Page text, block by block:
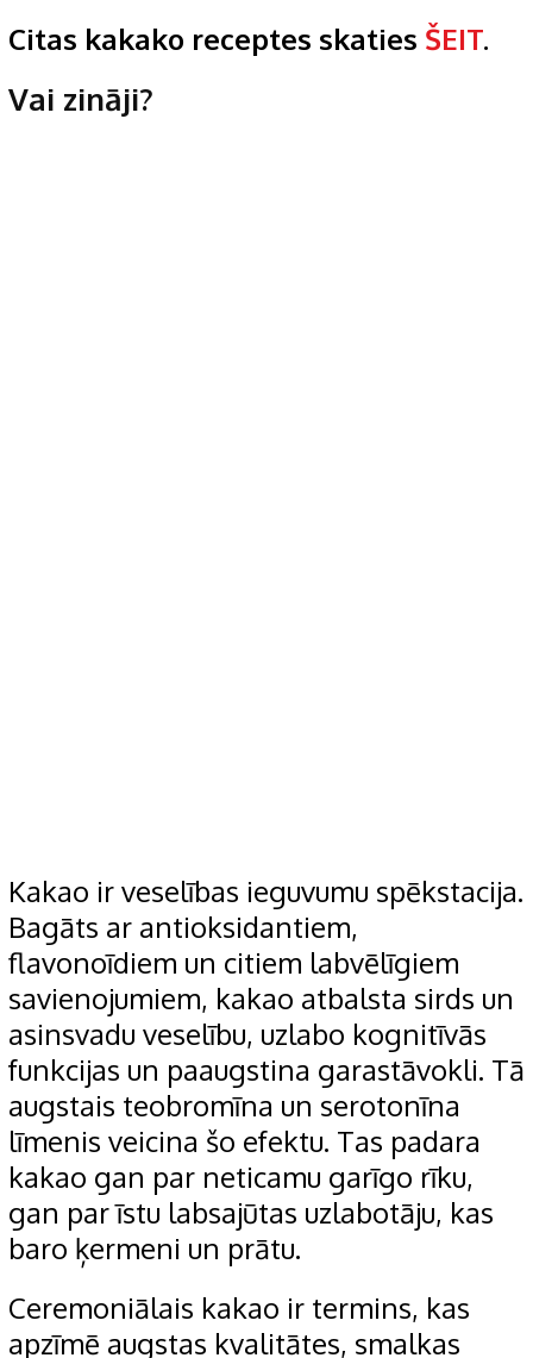
Citas kakako receptes skaties ŠEIT.
Vai zināji?
Kakao ir veselības ieguvumu spēkstacija.
Bagāts ar antioksidantiem,
flavonoīdiem un citiem labvēlīgiem
savienojumiem, kakao atbalsta sirds un
asinsvadu veselību, uzlabo kognitīvās
funkcijas un paaugstina garastāvokli. Tā
augstais teobromīna un serotonīna
līmenis veicina šo efektu. Tas padara
kakao gan par neticamu garīgo rīku,
gan par īstu labsajūtas uzlabotāju, kas
baro ķermeni un prātu.
Ceremoniālais kakao ir termins, kas
apzīmē augstas kvalitātes, smalkas